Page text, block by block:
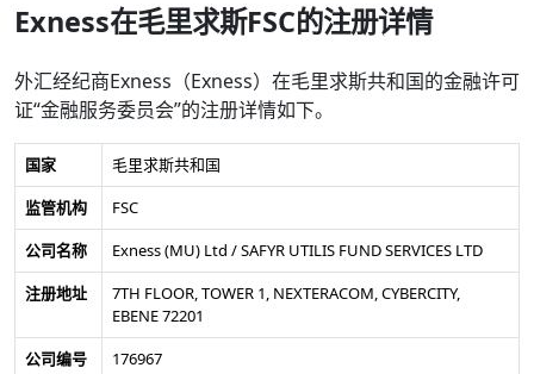
Exness在毛里求斯FSC的注册详情
外汇经纪商Exness（Exness）在毛里求斯共和国的金融许可
证“金融服务委员会”的注册详情如下。
国家
毛里求斯共和国
监管机构
FSC
公司名称
Exness (MU) Ltd / SAFYR UTILIS FUND SERVICES LTD
注册地址
7TH FLOOR, TOWER 1, NEXTERACOM, CYBERCITY,
EBENE 72201
公司编号
176967